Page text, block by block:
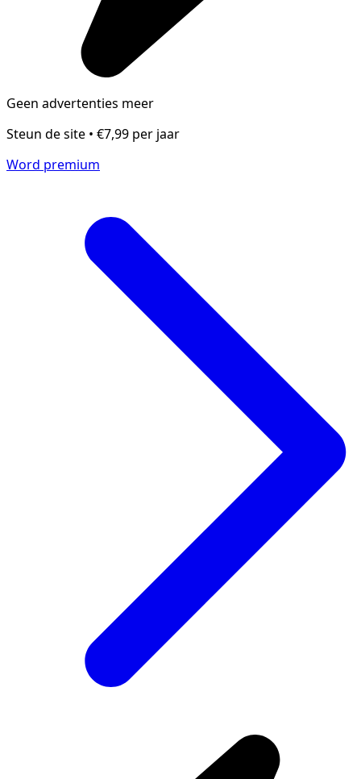
Geen advertenties meer
Steun de site • €7,99 per jaar
Word premium